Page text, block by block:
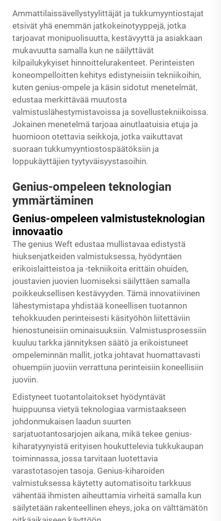
Ammattilaissävellystyylittäjät ja tukkumyyntiostajat
etsivät yhä enemmän jatkokeinotyyppejä, jotka
tarjoavat monipuolisuutta, kestävyyttä ja asiakkaan
mukavuutta samalla kun ne säilyttävät
kilpailukykyiset hinnoittelurakenteet. Perinteisten
koneompelloitten kehitys edistyneisiin tekniikoihin,
kuten genius-ompele ja käsin sidotut menetelmät,
edustaa merkittävää muutosta
valmistuslähestymistavoissa ja sovellustekniikoissa.
Jokainen menetelmä tarjoaa ainutlaatuisia etuja ja
huomioon otettavia seikkoja, jotka vaikuttavat
suoraan tukkumyyntiostospäätöksiin ja
loppukäyttäjien tyytyväisyystasoihin.
Genius-ompeleen teknologian
ymmärtäminen
Genius-ompeleen valmistusteknologian
innovaatio
The genius Weft edustaa mullistavaa edistystä
hiuksenjatkeiden valmistuksessa, hyödyntäen
erikoislaitteistoa ja -tekniikoita erittäin ohuiden,
joustavien juovien luomiseksi säilyttäen samalla
poikkeuksellisen kestävyyden. Tämä innovatiivinen
lähestymistapa yhdistää koneellisen tuotannon
tehokkuuden perinteisesti käsityöhön liitettäviin
hienostuneisiin ominaisuuksiin. Valmistusprosessiin
kuuluu tarkka jännityksen säätö ja erikoistuneet
ompeleminnän mallit, jotka johtavat huomattavasti
ohuempiin juoviin verrattuna perinteisiin koneellisiin
juoviin.
Edistyneet tuotantolaitokset hyödyntävät
huippuunsa vietyä teknologiaa varmistaakseen
johdonmukaisen laadun suurten
sarjatuotantosarjojen aikana, mikä tekee genius-
kiharatyynyistä erityisen houkuttelevia tukkukaupan
toiminnassa, jossa tarvitaan luotettavia
varastotasojen tasoja. Genius-kiharoiden
valmistuksessa käytetty automatisoitu tarkkuus
vähentää ihmisten aiheuttamia virheitä samalla kun
säilytetään rakenteellinen eheys, joka on välttämätön